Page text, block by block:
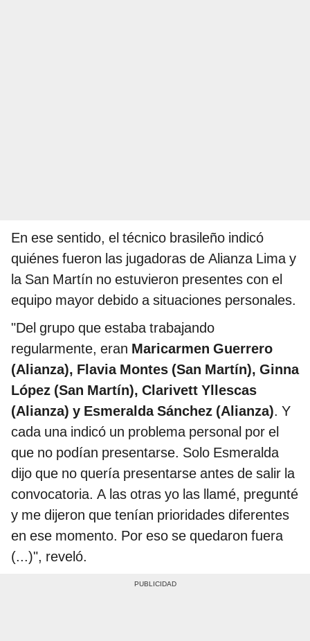
En ese sentido, el técnico brasileño indicó
quiénes fueron las jugadoras de Alianza Lima y
la San Martín no estuvieron presentes con el
equipo mayor debido a situaciones personales.
"Del grupo que estaba trabajando
regularmente, eran Maricarmen Guerrero
(Alianza), Flavia Montes (San Martín), Ginna
López (San Martín), Clarivett Yllescas
(Alianza) y Esmeralda Sánchez (Alianza). Y
cada una indicó un problema personal por el
que no podían presentarse. Solo Esmeralda
dijo que no quería presentarse antes de salir la
convocatoria. A las otras yo las llamé, pregunté
y me dijeron que tenían prioridades diferentes
en ese momento. Por eso se quedaron fuera
(...)", reveló.